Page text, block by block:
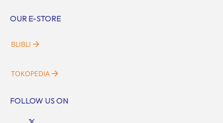
OUR E-STORE
BLIBLI
TOKOPEDIA
FOLLOW US ON